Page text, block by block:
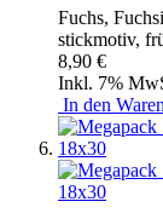
Fuchs,
stickmotiv,
8,90 €
Inkl. 7%
In den